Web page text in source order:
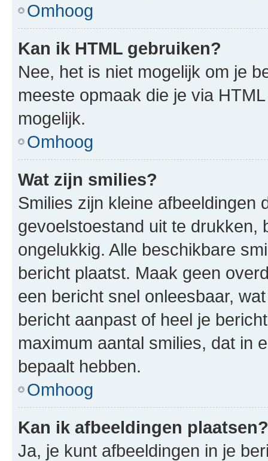
Omhoog
Kan ik HTML gebruiken?
Nee, het is niet mogelijk om je
meeste opmaak die je via
mogelijk.
Omhoog
Wat zijn smilies?
Smilies zijn kleine afbeeldingen
gevoelstoestand uit te drukken,
ongelukkig. Alle beschikbare
bericht plaatst. Maak geen
een bericht snel onleesbaar,
bericht aanpast of heel je
maximum aantal smilies, dat in
bepaalt hebben.
Omhoog
Kan ik afbeeldingen plaatsen?
Ja, je kunt afbeeldingen in je